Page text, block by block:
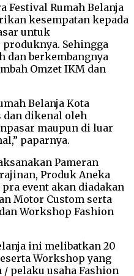
Festival Rumah Belanja
kesempatan kepada
untuk
Sehingga
dan berkembangnya
Omzet IKM dan
Belanja Kota
dan dikenal oleh
maupun di luar
paparnya.
Pameran
Produk Aneka
pra event akan diadakan
Motor Custom serta
Workshop Fashion
ini melibatkan 20
Workshop yang
pelaku usaha Fashion